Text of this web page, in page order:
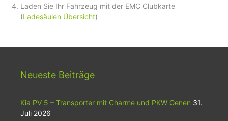
Laden Sie Ihr Fahrzeug mit der EMC Clubkarte
(Ladesäulen Übersicht)
Neueste Beiträge
Kia PV 5 – Transporter mit Charme und PKW Genen 31.
Juli 2026